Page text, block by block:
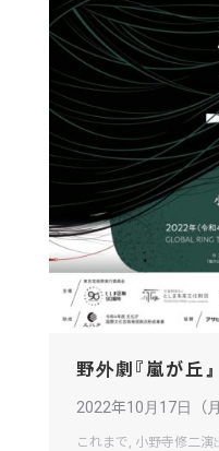
野外劇『嵐が丘』
2022年10月17日（
これまで, 小野寺修二演